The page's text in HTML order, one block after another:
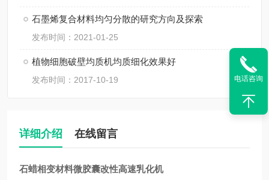
石墨烯复合材料均匀分散的研究方向及探索
发布时间：2021-01-25
植物细胞破壁均质机均质细化效果好
发布时间：2017-10-19
详细介绍 在线留言
石蜡相变材料微胶囊改性高速乳化机
电话咨询